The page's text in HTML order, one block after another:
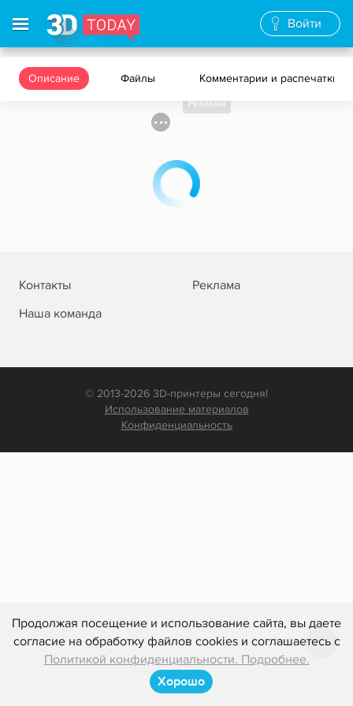
Продолжая посещение и использование сайта, вы даете
согласие на обработку файлов cookies и соглашаетесь с
Политикой конфиденциальности. Подробнее.
Хорошо
Войти
Описание Файлы Комментарии и распечатки
Реклама
Контакты
Реклама
Наша команда
© 2013-2026 3D-принтеры сегодня!
Использование материалов
Конфиденциальность